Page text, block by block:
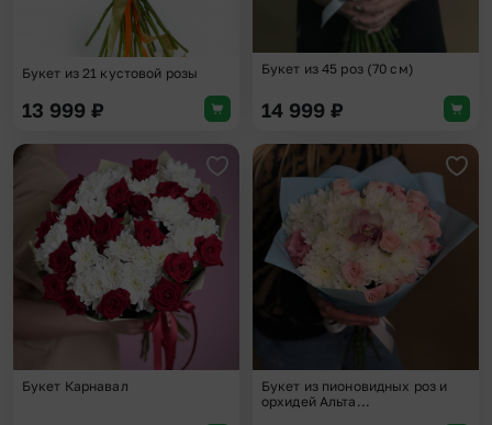
Букет из 21 кустовой розы
13 999 ₽
Букет из 45 роз (70 см)
14 999 ₽
Добавить в избранное
Букет Карнавал
Букет из пионовидных роз и
орхидей Альта...